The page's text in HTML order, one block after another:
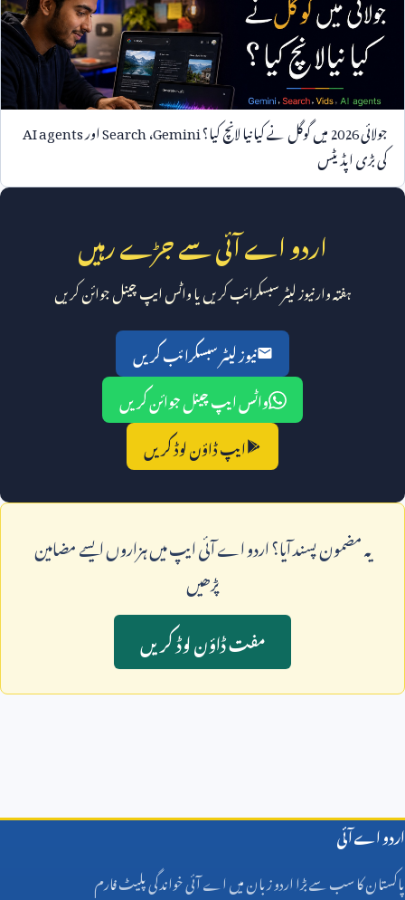
جولائی2026میں گوگل نے کیا نیا لانچ کیا؟Gemini،SearchاورAI agents
کی بڑی اپڈیٹس
اردو اے آئی سے جڑے رہیں
ہفتہ وار نیوز لیٹر سبسکرائب کریں یا واٹس ایپ چینل جوائن کریں
نیوز لیٹر سبسکرائب کریں
واٹس ایپ چینل جوائن کریں
ایپ ڈاؤن لوڈ کریں
يہ مضمون پسند آيا؟ اردو اے آئی ايپ ميں ہزاروں ايسے مضامين
پڑھيں
مفت ڈاؤن لوڈ کريں
اردو اے آئی
پاکستان کا سب سے بڑا اردو زبان میں اے آئی خواندگی پلیٹ فارم